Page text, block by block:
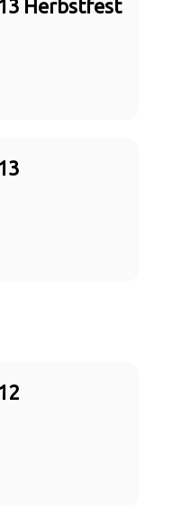
Herbstfest